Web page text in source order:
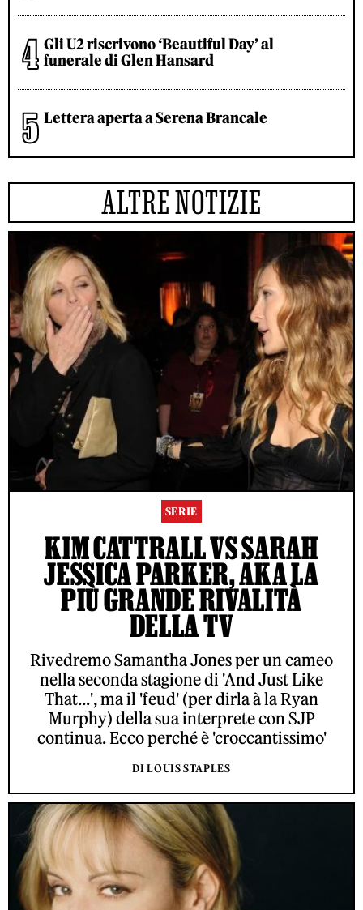
Gli U2 riscrivono ‘Beautiful Day’ al
funerale di Glen Hansard
Lettera aperta a Serena Brancale
ALTRE NOTIZIE
SERIE
KIM CATTRALL VS SARAH
JESSICA PARKER, AKA LA
PIÙ GRANDE RIVALITÀ
DELLA TV
Rivedremo Samantha Jones per un cameo
nella seconda stagione di 'And Just Like
That...', ma il 'feud' (per dirla à la Ryan
Murphy) della sua interprete con SJP
continua. Ecco perché è 'croccantissimo'
DI LOUIS STAPLES